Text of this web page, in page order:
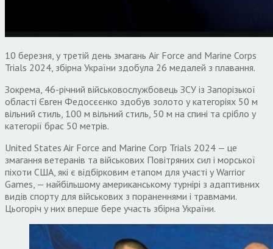
10 березня, у третій день змагань Air Force and Marine Corps
Trials 2024, збірна України здобула 26 медалей з плавання.
Зокрема, 46-річний військовослужбовець ЗСУ із Запорізької
області Євген Федосєєнко здобув золото у категоріях 50 м
вільний стиль, 100 м вільний стиль, 50 м на спині та срібло у
категорії брас 50 метрів.
United States Air Force and Marine Corp Trials 2024 — це
змагання ветеранів та військових Повітряних сил і морської
піхоти США, які є відбірковим етапом для участі у Warrior
Games, — найбільшому американському турнірі з адаптивних
видів спорту для військових з пораненнями і травмами.
Цьогоріч у них вперше бере участь збірна України.